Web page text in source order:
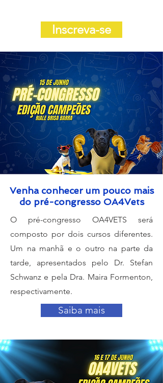
Inscreva-se
Venha conhecer um pouco mais
do pré-congresso OA4Vets
O pré-congresso OA4VETS será
composto por dois cursos diferentes.
Um na manhã e o outro na parte da
tarde, apresentados pelo Dr. Stefan
Schwanz e pela Dra. Maira Formenton,
respectivamente.
Saiba mais